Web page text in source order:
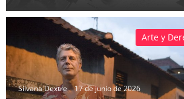
Silvana Dextre 17 de junio de 2026
Arte y